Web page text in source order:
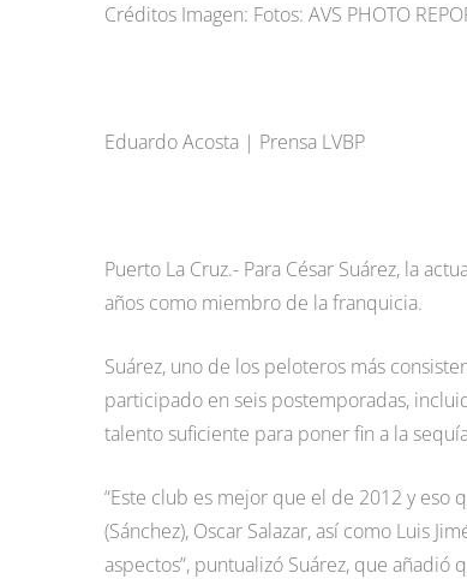
Créditos Imagen: Fotos: AVS PHOTO
Eduardo Acosta | Prensa LVBP
Puerto La Cruz.- Para César Suárez, la
años como miembro de la franquicia.
Suárez, uno de los peloteros más
participado en seis postemporadas,
talento suficiente para poner fin a la
“Este club es mejor que el de 2012 y
(Sánchez), Oscar Salazar, así como Luis
aspectos”, puntualizó Suárez, que